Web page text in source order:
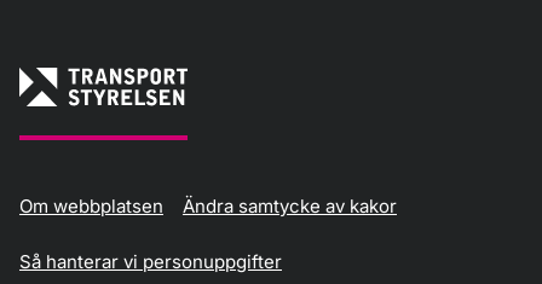
Om webbplatsen Ändra samtycke av kakor
Så hanterar vi personuppgifter